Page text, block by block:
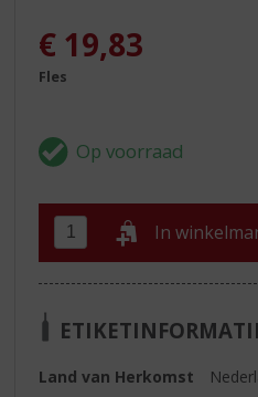
€ 19,83
Fles
In
Land van Herkomst